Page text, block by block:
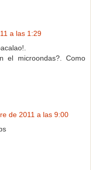
a las 1:29
el microondas?. Como
de 2011 a las 9:00